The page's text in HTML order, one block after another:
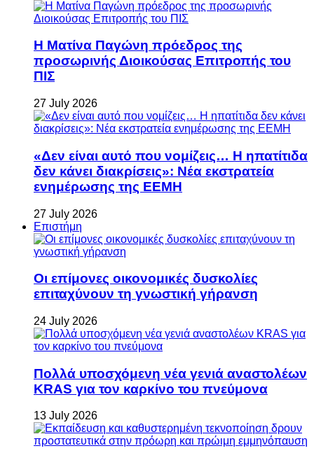
Η Ματίνα Παγώνη πρόεδρος της
προσωρινής Διοικούσας Επιτροπής του
ΠΙΣ
27 July 2026
«Δεν είναι αυτό που νομίζεις… Η ηπατίτιδα
δεν κάνει διακρίσεις»: Νέα εκστρατεία
ενημέρωσης της ΕΕΜΗ
27 July 2026
Επιστήμη
Οι επίμονες οικονομικές δυσκολίες
επιταχύνουν τη γνωστική γήρανση
24 July 2026
Πολλά υποσχόμενη νέα γενιά αναστολέων
KRAS για τον καρκίνο του πνεύμονα
13 July 2026